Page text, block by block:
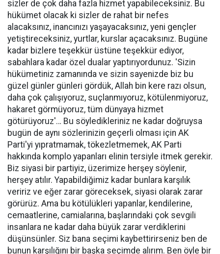
sizler de çok daha fazla hizmet yapabileceksiniz. Bu
hükümet olacak ki sizler de rahat bir nefes
alacaksınız, inancınızı yaşayacaksınız, yeni gençler
yetiştireceksiniz, yurtlar, kurslar açacaksınız. Bugüne
kadar bizlere teşekkür üstüne teşekkür ediyor,
sabahlara kadar özel dualar yaptırıyordunuz. 'Sizin
hükümetiniz zamanında ve sizin sayenizde biz bu
güzel günler günleri gördük, Allah bin kere razı olsun,
daha çok çalışıyoruz, suçlanmıyoruz, kötülenmiyoruz,
hakaret görmüyoruz, tüm dünyaya hizmet
götürüyoruz'… Bu söyledikleriniz ne kadar doğruysa
bugün de aynı sözlerinizin geçerli olması için AK
Parti'yi yıpratmamak, tökezletmemek, AK Parti
hakkında komplo yapanları elinin tersiyle itmek gerekir.
Biz siyasi bir partiyiz, üzerimize herşey söylenir,
herşey atılır. Yapabildiğimiz kadar bunlara karşılık
veririz ve eğer zarar göreceksek, siyasi olarak zarar
görürüz. Ama bu kötülükleri yapanlar, kendilerine,
cemaatlerine, camialarına, başlarındaki çok sevgili
insanlara ne kadar daha büyük zarar verdiklerini
düşünsünler. Siz bana seçimi kaybettirirseniz ben de
bunun karşılığını bir başka seçimde alırım. Ben öyle bir